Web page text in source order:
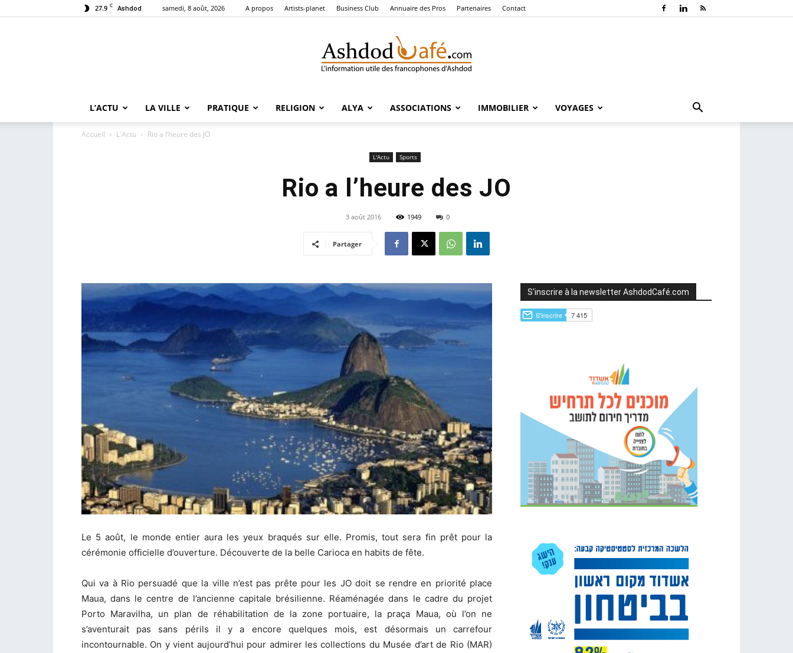
27.9 C Ashdod samedi, 8 août, 2026 A propos Artists-planet Business Club Annuaire des Pros Partenaires Contact
Café
L’ACTU LA VILLE PRATIQUE RELIGION ALYA ASSOCIATIONS IMMOBILIER VOYAGES
Accueil L'Actu Rio a l’heure des JO
L'Actu Sports
Rio a l’heure des JO
3 août 2016 1949 0
Partager
Le 5 août, le monde entier aura les yeux braqués sur elle. Promis, tout sera fin prêt pour la
cérémonie officielle d’ouverture. Découverte de la belle Carioca en habits de fête.
Qui va à Rio persuadé que la ville n’est pas prête pour les JO doit se rendre en priorité place
Maua, dans le centre de l’ancienne capitale brésilienne. Réaménagée dans le cadre du projet
Porto Maravilha, un plan de réhabilitation de la zone portuaire, la praça Maua, où l’on ne
s’aventurait pas sans périls il y a encore quelques mois, est désormais un carrefour
incontournable. On y vient aujourd’hui pour admirer les collections du Musée d’art de Rio (MAR)
S'inscrire à la newsletter AshdodCafé.com